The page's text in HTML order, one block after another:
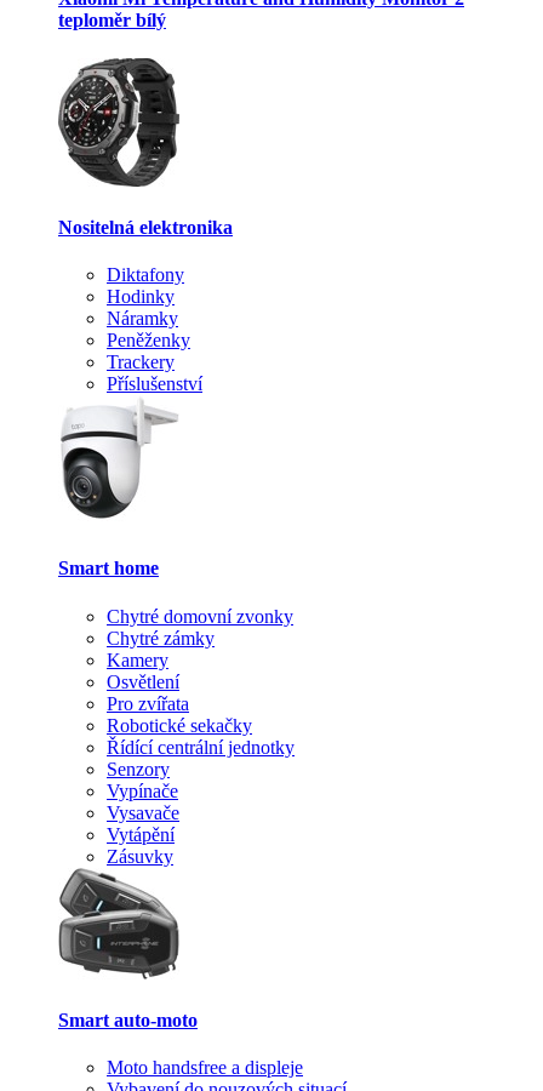
teploměr bílý
Nositelná elektronika
Diktafony
Hodinky
Náramky
Peněženky
Trackery
Příslušenství
Smart home
Chytré domovní zvonky
Chytré zámky
Kamery
Osvětlení
Pro zvířata
Robotické sekačky
Řídící centrální jednotky
Senzory
Vypínače
Vysavače
Vytápění
Zásuvky
Smart auto-moto
Moto handsfree a displeje